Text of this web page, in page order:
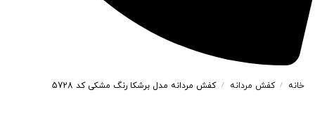
خانه / کفش مردانه / کفش مردانه مدل برشکا رنگ مشکی کد 5728